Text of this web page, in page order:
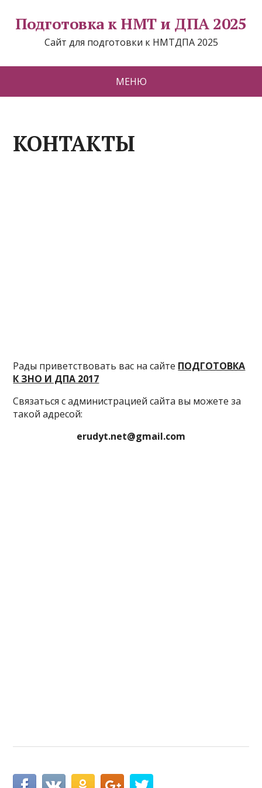
Подготовка к НМТ и ДПА 2025
Сайт для подготовки к НМТДПА 2025
МЕНЮ
КОНТАКТЫ
Рады приветствовать вас на сайте ПОДГОТОВКА
К ЗНО И ДПА 2017
Связаться с администрацией сайта вы можете за
такой адресой:
erudyt.net@gmail.com